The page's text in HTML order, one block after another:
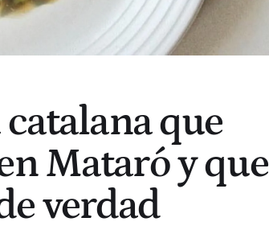
catalana que
Mataró y que
verdad